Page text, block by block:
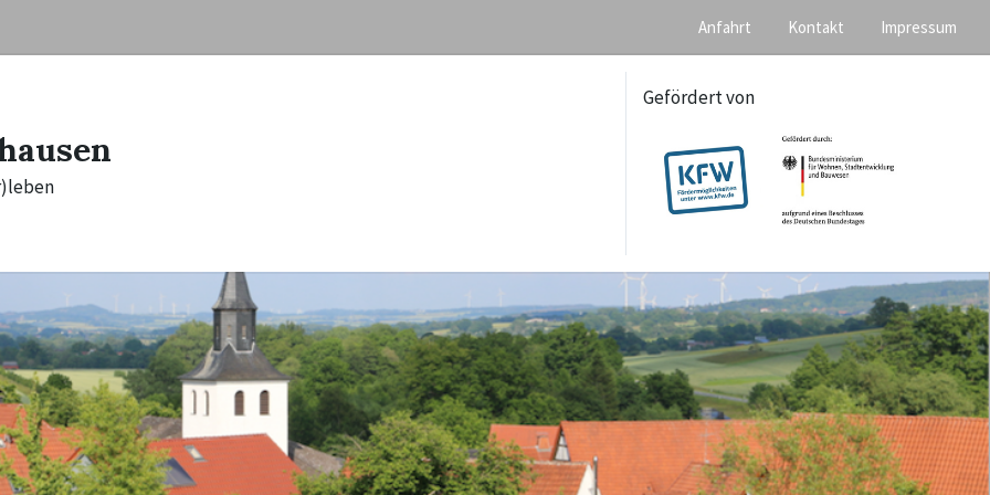
Anfahrt Kontakt Impressum
Gefördert von